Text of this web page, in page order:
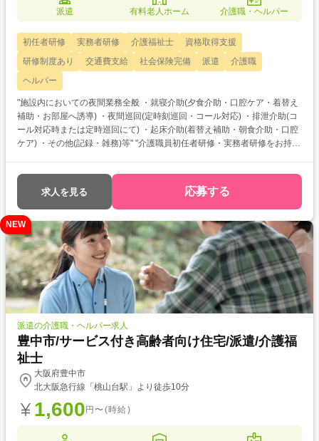
派遣 有料老人ホーム 介護職・ヘルパー
初任者研修 実務者研修 介護福祉士
資格取得支援
研修制度あり
交通費支給 社会保険完備 派遣
介護職
ヘルパー
"施設内においての夜間業務全般 ・就寝介助(夕食介助・口腔ケア・着替え
補助・お部屋へ誘導) ・夜間巡回(定時刻巡回・コール対応) ・排泄介助(コ
ール対応時または定時巡回にて) ・起床介助(着替え補助・朝食介助・口腔
ケア) ・その他(記録・雑務)等" "介護職員初任者研修・実務者研修をお持ち
求人を見る 応募する
NEW
派遣の介護職・ヘルパー求人
豊中市/サービス付き高齢者向け住宅/派遣/介護福
祉士
大阪府豊中市
北大阪急行線「桃山台駅」より徒歩10分
1,600 円〜(時給)